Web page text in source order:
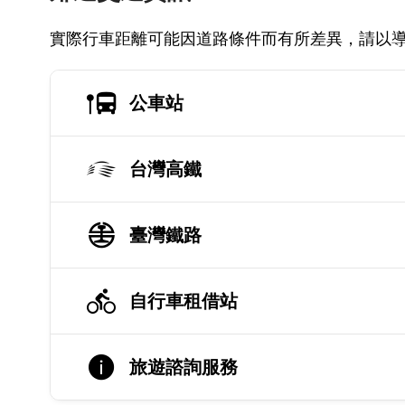
實際行車距離可能因道路條件而有所差異，請以
公車站
台灣高鐵
臺灣鐵路
自行車租借站
旅遊諮詢服務